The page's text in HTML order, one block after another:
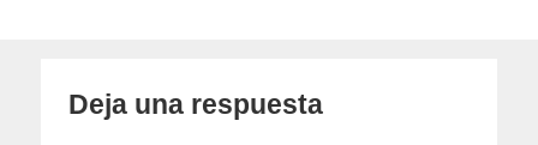
Deja una respuesta